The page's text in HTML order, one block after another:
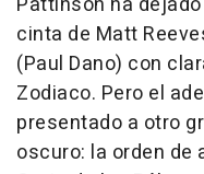
cinta de Matt
(Paul Dano) con
Zodiaco. Pero el
presentado a otro
oscuro: la orden de